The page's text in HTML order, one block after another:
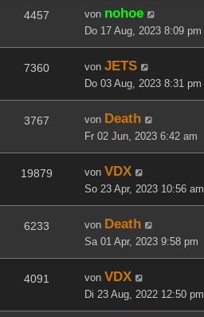
4457 von nohoe
Do 17 Aug, 2023 8:09 pm
7360 von JETS
Do 03 Aug, 2023 8:31 pm
3767 von Death
Fr 02 Jun, 2023 6:42 am
19879 von VDX
So 23 Apr, 2023 10:56 am
6233 von Death
Sa 01 Apr, 2023 9:58 pm
4091 von VDX
Di 23 Aug, 2022 12:50 pm